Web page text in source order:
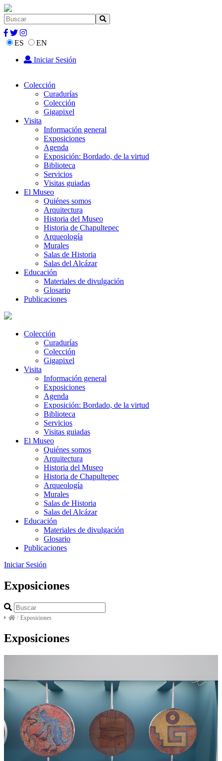
ES
EN
Iniciar Sesión
Colección
Curadurías
Colección
Gigapixel
Visita
Información general
Exposiciones
Agenda
Exposición: Bordado, de la virtud
Biblioteca
Servicios
Visitas guiadas
El Museo
Quiénes somos
Arquitectura
Historia del Museo
Historia de Chapultepec
Arqueología
Murales
Salas de Historia
Salas del Alcázar
Educación
Materiales de divulgación
Glosario
Publicaciones
Colección
Curadurías
Colección
Gigapixel
Visita
Información general
Exposiciones
Agenda
Exposición: Bordado, de la virtud
Biblioteca
Servicios
Visitas guiadas
El Museo
Quiénes somos
Arquitectura
Historia del Museo
Historia de Chapultepec
Arqueología
Murales
Salas de Historia
Salas del Alcázar
Educación
Materiales de divulgación
Glosario
Publicaciones
Iniciar Sesión
Exposiciones
/ Exposiciones
Exposiciones